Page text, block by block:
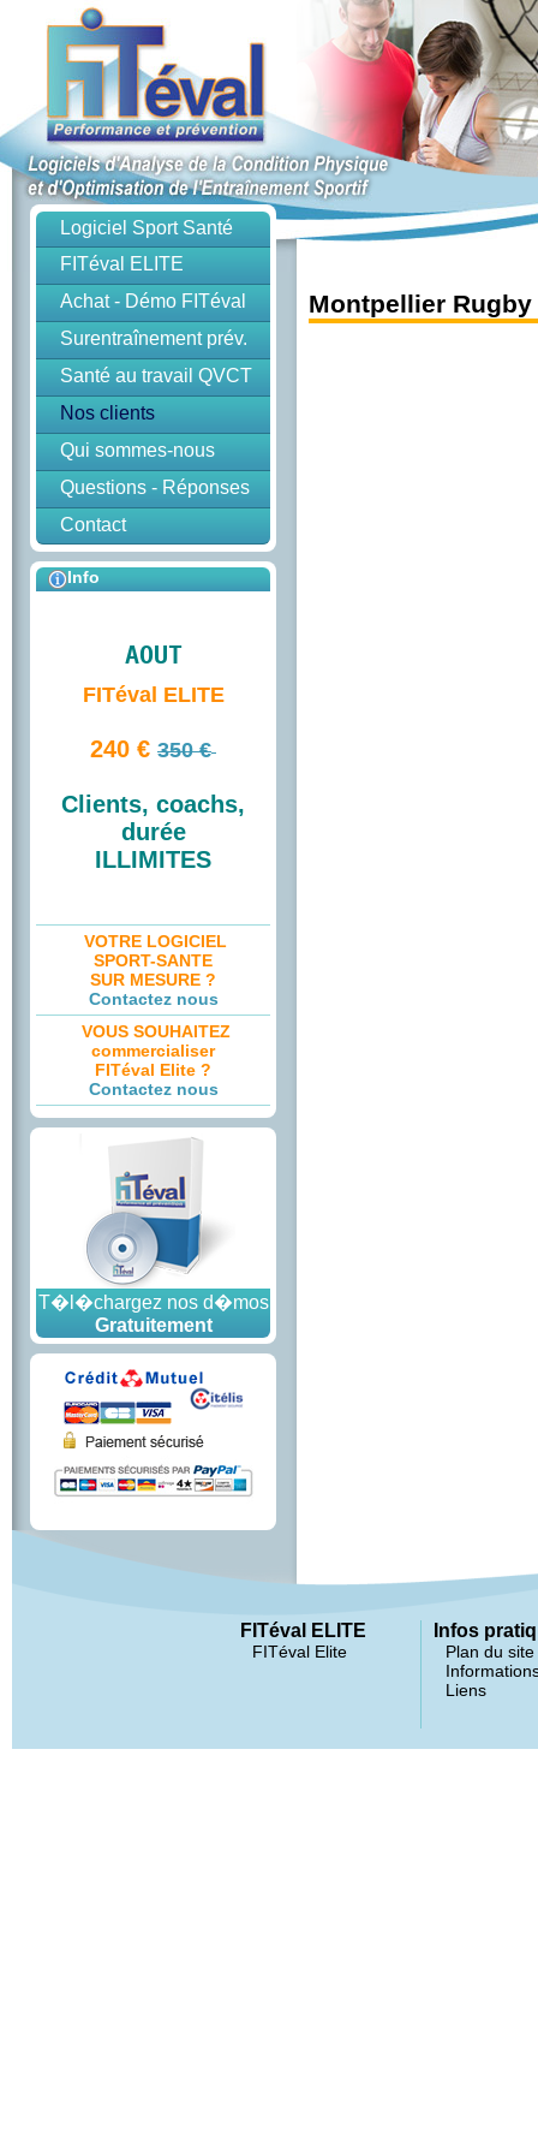
Logiciel Sport Santé
FITéval ELITE
Achat - Démo FITéval
Surentraînement prév.
Santé au travail QVCT
Nos clients
Qui sommes-nous
Questions - Réponses
Contact
Info
AOUT
FITéval ELITE
240 € 350 €
Clients, coachs,
durée
ILLIMITES
VOTRE LOGICIEL
SPORT-SANTE
SUR MESURE ?
Contactez nous
VOUS SOUHAITEZ
commercialiser
FITéval Elite ?
Contactez nous
T�l�chargez nos d�mos
Gratuitement
Montpellier Rugby
FITéval ELITE
FITéval Elite
Infos
Plan du site
Liens